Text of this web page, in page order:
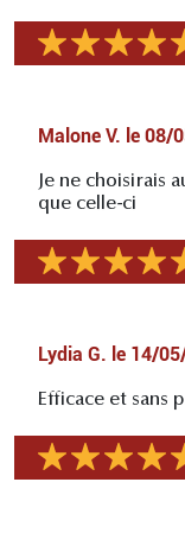
Malone V. le 08/
Je ne choisirais
que celle-ci
Lydia G. le 14/
Efficace et sans